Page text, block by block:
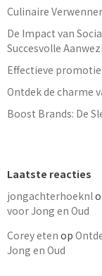
Culinaire
De Impact van
Succesvolle
Effectieve
Ontdek de charme
Boost Brands: De
Laatste reacties
jongachterhoeknl
voor Jong en Oud
Corey eten op
Jong en Oud